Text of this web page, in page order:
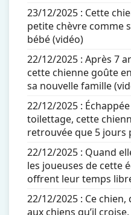
23/12/2025 : Cette
petite chèvre comme
bébé (vidéo)
22/12/2025 : Après 7
cette chienne goûte
sa nouvelle famille
22/12/2025 :
toilettage, cette
retrouvée que 5 jours
22/12/2025 : Quand
les joueuses de cette
offrent leur temps
22/12/2025 : Ce
aux chiens qu’il